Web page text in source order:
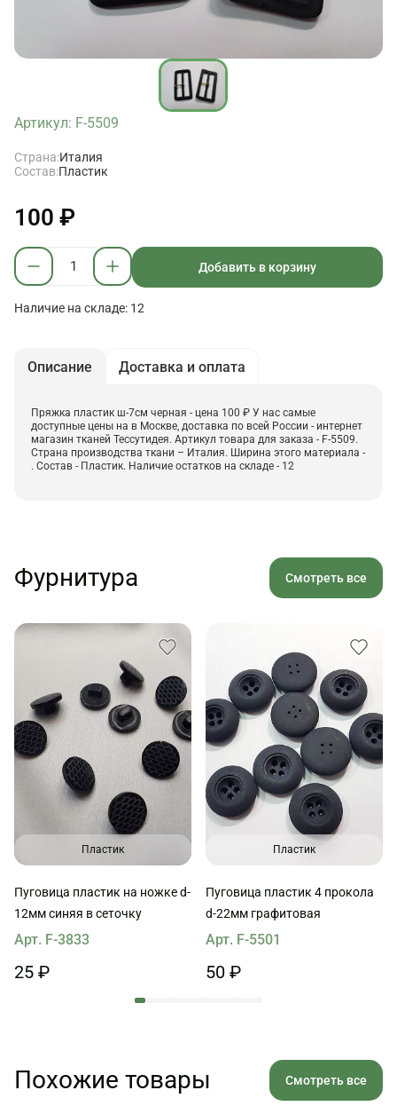
Артикул: F-5509
Страна:Италия
Состав:Пластик
100 ₽
Добавить в корзину
Наличие на складе: 12
Описание Доставка и оплата
Пряжка пластик ш-7см черная - цена 100 ₽ У нас самые
доступные цены на в Москве, доставка по всей России - интернет
магазин тканей Тессутидея. Артикул товара для заказа - F-5509.
Страна производства ткани – Италия. Ширина этого материала -
. Состав - Пластик. Наличие остатков на складе - 12
Фурнитура Смотреть все
Пластик
Пуговица пластик на ножке d-
12мм синяя в сеточку
Арт. F-3833
25 ₽
Пластик
Пуговица пластик 4 прокола
d-22мм графитовая
Арт. F-5501
50 ₽
Похожие товары Смотреть все